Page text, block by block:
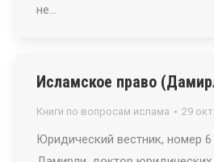
не…
Исламское право
Книги по вопросам ислама 29
Юридический вестник, номер